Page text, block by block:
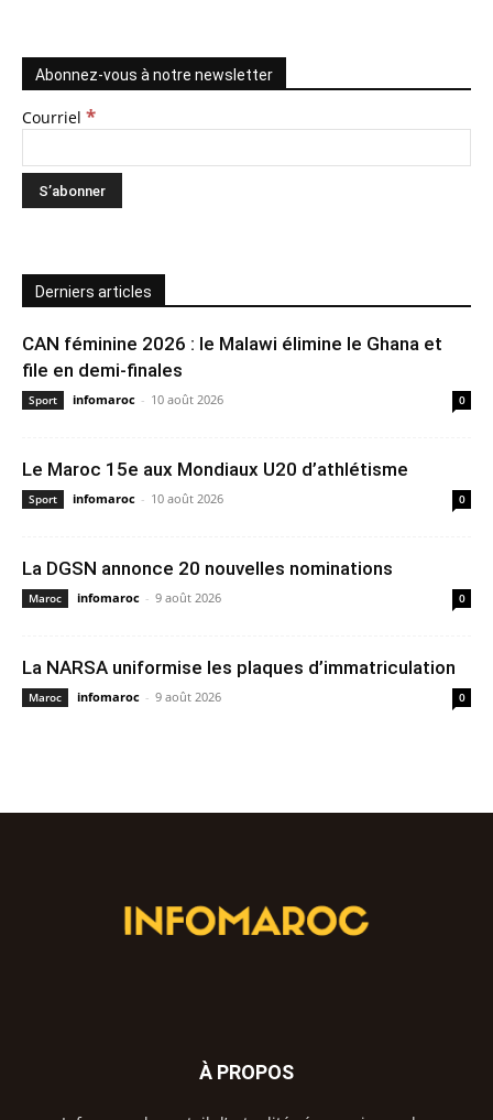
Abonnez-vous à notre newsletter
Courriel *
Derniers articles
CAN féminine 2026 : le Malawi élimine le Ghana et
file en demi-finales
Sport infomaroc - 10 août 2026 0
Le Maroc 15e aux Mondiaux U20 d’athlétisme
Sport infomaroc - 10 août 2026 0
La DGSN annonce 20 nouvelles nominations
Maroc infomaroc - 9 août 2026 0
La NARSA uniformise les plaques d’immatriculation
Maroc infomaroc - 9 août 2026 0
À PROPOS